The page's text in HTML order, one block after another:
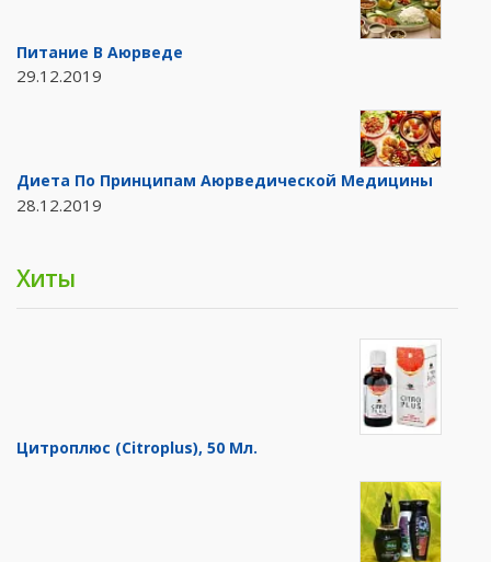
Питание В Аюрведе
29.12.2019
Диета По Принципам Аюрведической Медицины
28.12.2019
Хиты
Цитроплюс (Citroplus), 50 Мл.